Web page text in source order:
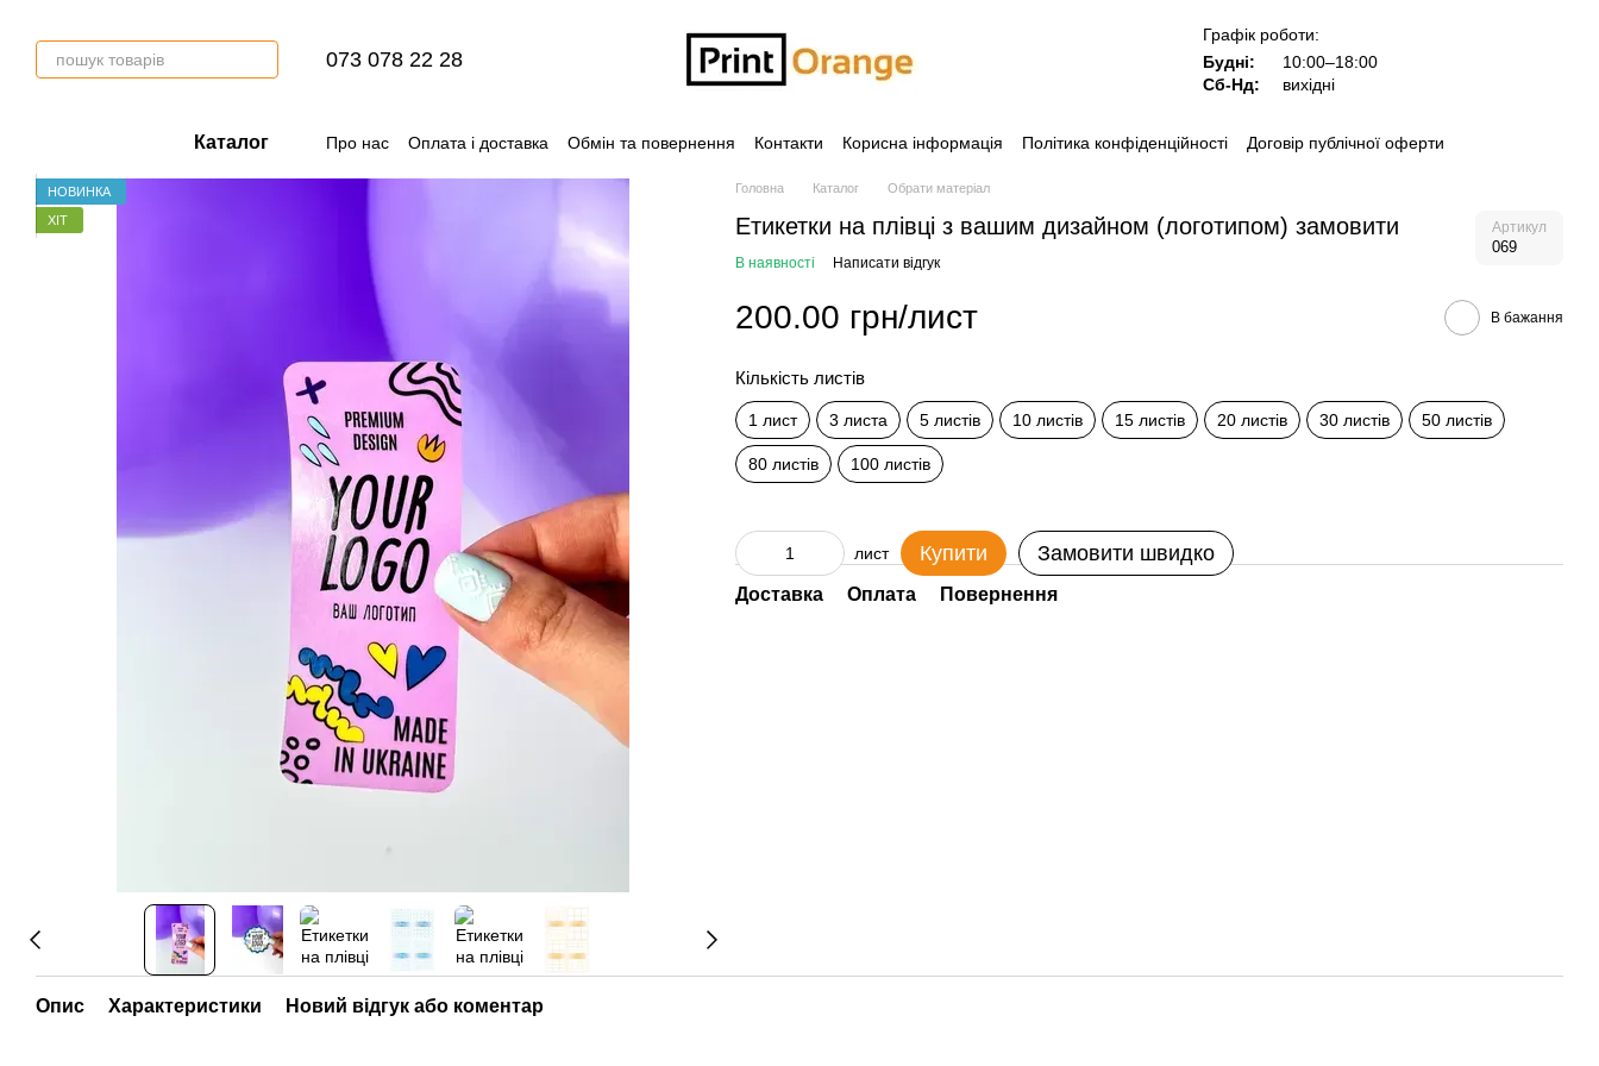
073 078 22 28
Графік роботи:
Будні:
10:00–18:00
Сб-Нд:
вихідні
Каталог Про нас Оплата і доставка Обмін та повернення Контакти Корисна інформація Політика конфіденційності Договір публічної оферти
НОВИНКА
ХІТ
Головна Каталог Обрати матеріал
Етикетки на плівці з вашим дизайном (логотипом) замовити Артикул
069
В наявності Написати відгук
200.00 грн/лист В бажання
Кількість листів
1 лист 3 листа 5 листів 10 листів 15 листів 20 листів 30 листів 50 листів
80 листів 100 листів
лист Купити Замовити швидко
Доставка Оплата Повернення
Опис Характеристики Новий відгук або коментар